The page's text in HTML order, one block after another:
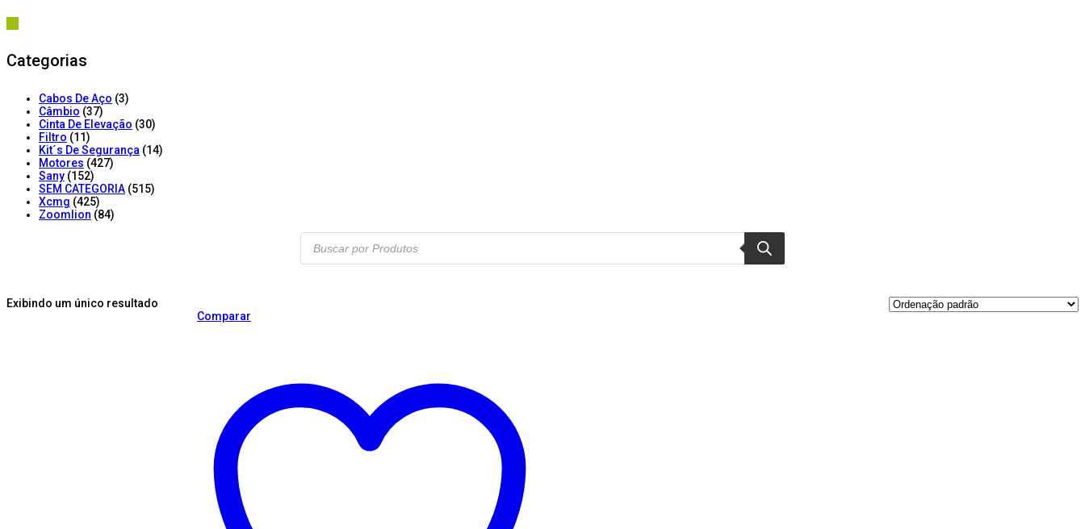
Categorias
Cabos De Aço (3)
Câmbio (37)
Cinta De Elevação (30)
Filtro (11)
Kit´s De Segurança (14)
Motores (427)
Sany (152)
SEM CATEGORIA (515)
Xcmg (425)
Zoomlion (84)
Products
search
Exibindo um único resultado
Comparar